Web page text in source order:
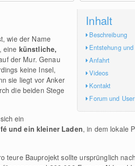
Inhalt
Beschreibung
Entstehung
Anfahrt
Videos
Kontakt
Forum und
wie der Name
eine künstliche,
der Mur. Genau
keine Insel,
sie liegt vor Anker
die beiden Stege
ein
und ein kleiner Laden, in dem lokale
teure Bauprojekt sollte ursprünglich